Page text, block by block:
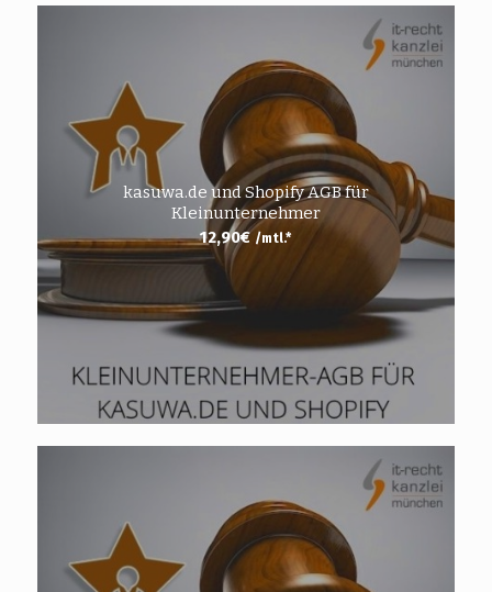
kasuwa.de und Shopify AGB für
Kleinunternehmer
12,90€ /mtl.*